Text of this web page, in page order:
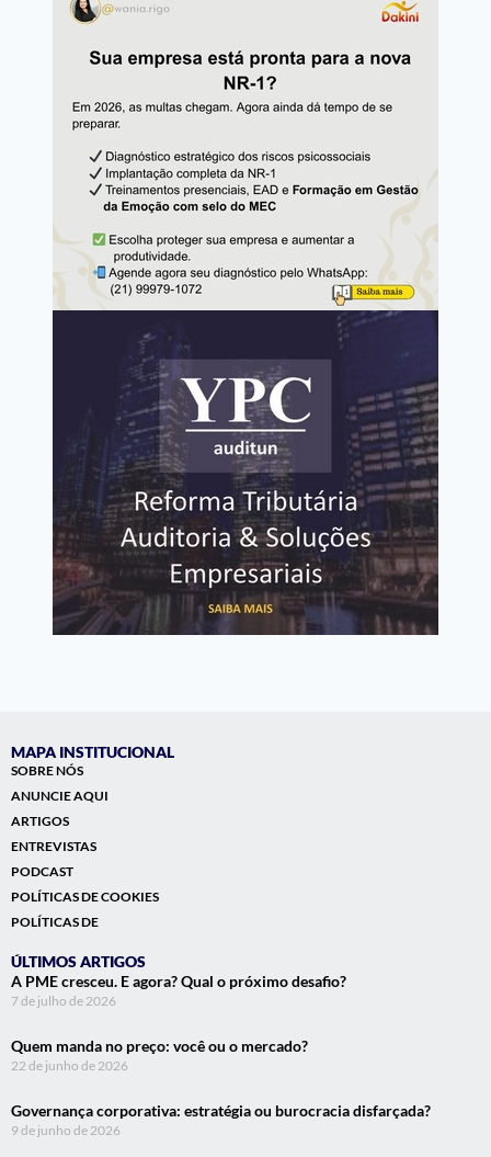
MAPA INSTITUCIONAL
SOBRE NÓS
ANUNCIE AQUI
ARTIGOS
ENTREVISTAS
PODCAST
POLÍTICAS DE COOKIES
POLÍTICAS DE
ÚLTIMOS ARTIGOS
A PME cresceu. E agora? Qual o próximo desafio?
7 de julho de 2026
Quem manda no preço: você ou o mercado?
22 de junho de 2026
Governança corporativa: estratégia ou burocracia disfarçada?
9 de junho de 2026